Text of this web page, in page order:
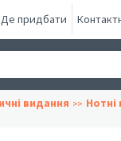
Де придбати
видання Нотні